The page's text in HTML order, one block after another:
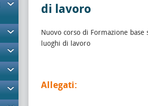
di lavoro
Nuovo corso di Formazione base
luoghi di lavoro
Allegati: